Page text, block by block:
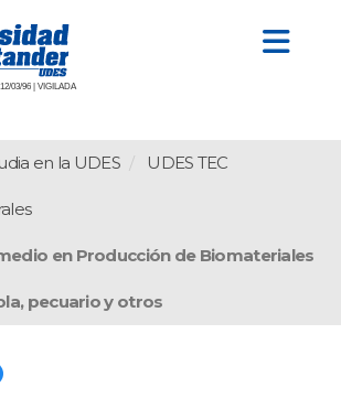
03/96 | VIGILADA
en la UDES UDES TEC
en Producción de Biomateriales
pecuario y otros